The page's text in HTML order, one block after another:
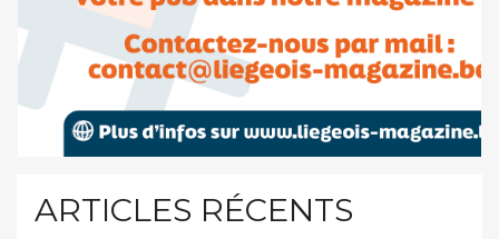
ARTICLES RÉCENTS